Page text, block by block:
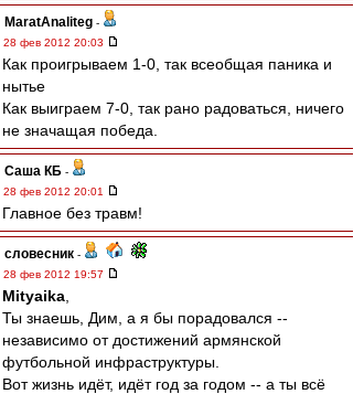
MaratAnaliteg -
28 фев 2012 20:03
Как проигрываем 1-0, так всеобщая паника и
нытье
Как выиграем 7-0, так рано радоваться, ничего
не значащая победа.
Саша КБ -
28 фев 2012 20:01
Главное без травм!
словесник -
28 фев 2012 19:57
Mityaika
Ты знаешь, Дим, а я бы порадовался --
независимо от достижений армянской
футбольной инфраструктуры.
Вот жизнь идёт, идёт год за годом -- а ты всё